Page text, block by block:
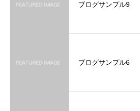
ブログサンプル9
ブログサンプル6